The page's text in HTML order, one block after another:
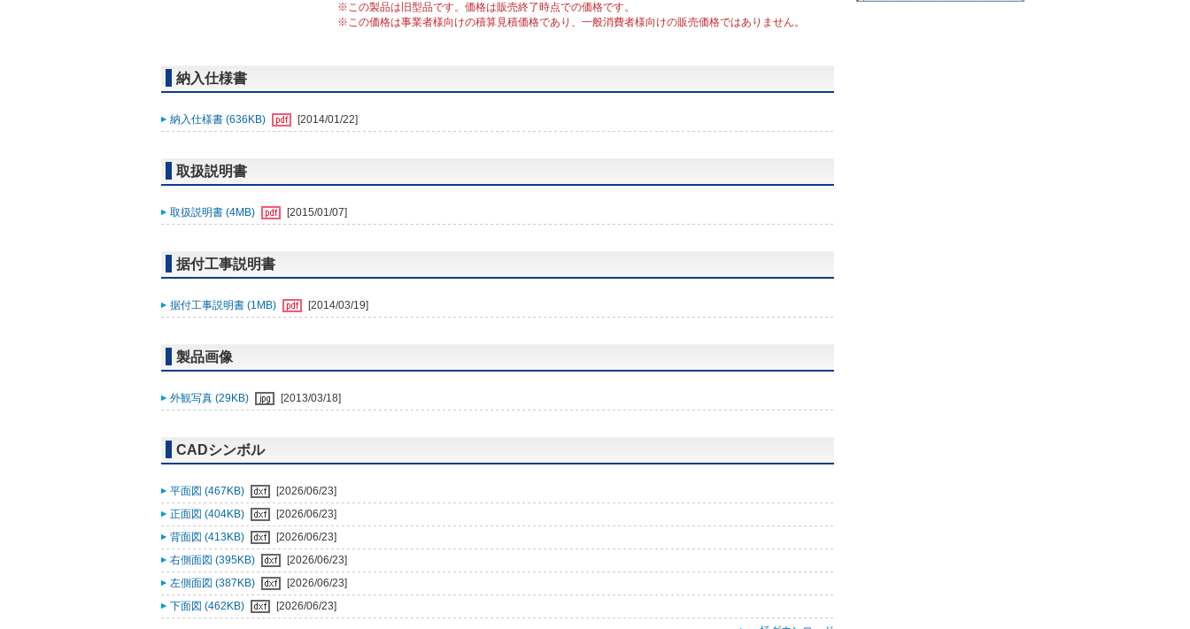
※この製品は旧型品です。価格は販売終了時点での価格です。
※この価格は事業者様向けの積算見積価格であり、一般消費者様向けの販売価格ではありません。
納入仕様書
納入仕様書 (636KB) [2014/01/22]
取扱説明書
取扱説明書 (4MB) [2015/01/07]
据付工事説明書
据付工事説明書 (1MB) [2014/03/19]
製品画像
外観写真 (29KB) [2013/03/18]
CADシンボル
平面図 (467KB)
[2026/06/23]
正面図 (404KB)
[2026/06/23]
背面図 (413KB)
[2026/06/23]
右側面図 (395KB)
[2026/06/23]
左側面図 (387KB)
[2026/06/23]
下面図 (462KB)
[2026/06/23]